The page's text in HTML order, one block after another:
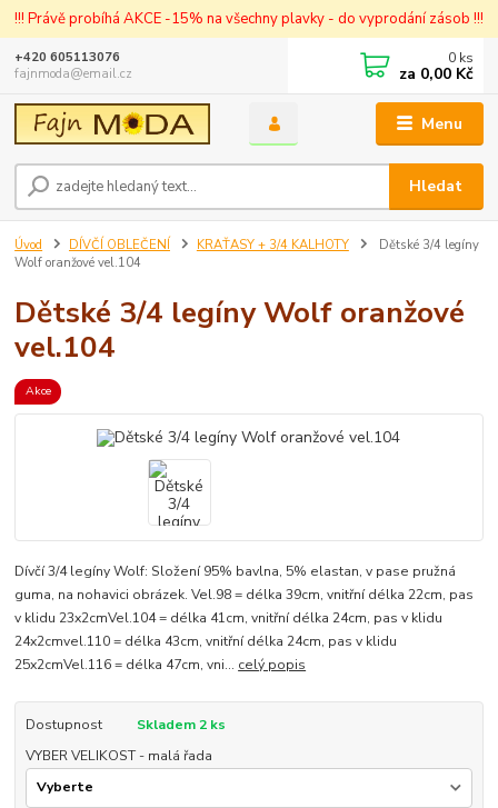
!!! Právě probíhá AKCE -15% na všechny plavky - do vyprodání zásob !!!
Menu
Hledat
+420 605113076
fajnmoda@email.cz
0 ks
za 0,00 Kč
Úvod DÍVČÍ OBLEČENÍ KRAŤASY + 3/4 KALHOTY
Dětské 3/4 legíny
Wolf oranžové vel.104
Dětské 3/4 legíny Wolf oranžové
vel.104
Akce
Dívčí 3/4 legíny Wolf: Složení 95% bavlna, 5% elastan, v pase pružná
guma, na nohavici obrázek. Vel.98 = délka 39cm, vnitřní délka 22cm, pas
v klidu 23x2cmVel.104 = délka 41cm, vnitřní délka 24cm, pas v klidu
24x2cmvel.110 = délka 43cm, vnitřní délka 24cm, pas v klidu
25x2cmVel.116 = délka 47cm, vni... celý popis
Dostupnost
Skladem 2 ks
VYBER VELIKOST - malá řada